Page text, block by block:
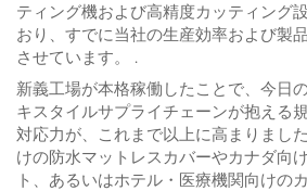
ティング機および高精度カッティング
おり、すでに当社の生産効率および製
させています。 .
新義工場が本格稼働したことで、今日
キスタイルサプライチェーンが抱える
対応力が、これまで以上に高まりまし
けの防水マットレスカバーやカナダ向
ト、あるいはホテル・医療機関向けの